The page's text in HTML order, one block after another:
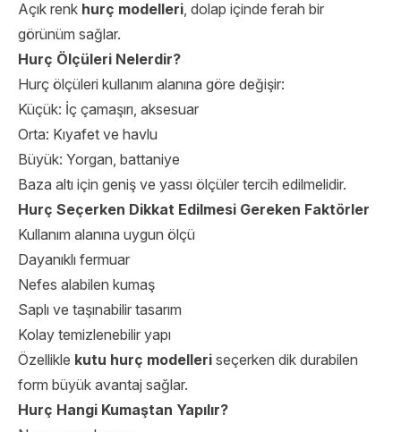
Açık renk hurç modelleri, dolap içinde ferah bir
görünüm sağlar.
Hurç Ölçüleri Nelerdir?
Hurç ölçüleri kullanım alanına göre değişir:
Küçük: İç çamaşırı, aksesuar
Orta: Kıyafet ve havlu
Büyük: Yorgan, battaniye
Baza altı için geniş ve yassı ölçüler tercih edilmelidir.
Hurç Seçerken Dikkat Edilmesi Gereken Faktörler
Kullanım alanına uygun ölçü
Dayanıklı fermuar
Nefes alabilen kumaş
Saplı ve taşınabilir tasarım
Kolay temizlenebilir yapı
Özellikle kutu hurç modelleri seçerken dik durabilen
form büyük avantaj sağlar.
Hurç Hangi Kumaştan Yapılır?